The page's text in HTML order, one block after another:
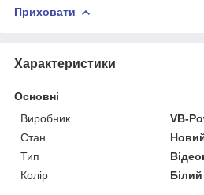
Приховати
Характеристики
Основні
Виробник
VB-
Стан
Тип
Колір
Білий